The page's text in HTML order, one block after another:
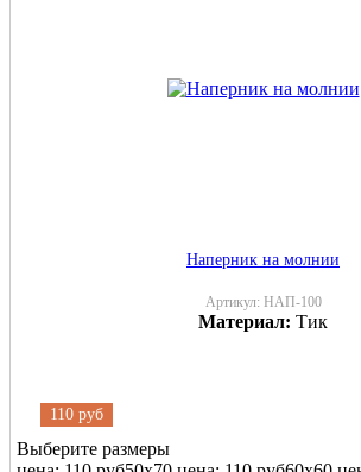
Наперник на молнии
Артикул: НАП-100
Материал: Тик
110 руб
Выберите размеры